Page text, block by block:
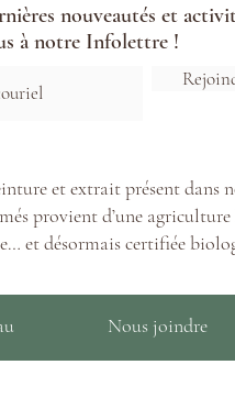
nouveautés et
à notre Infolettre !
et extrait présent dans
provient d’une agriculture
et désormais certifiée
Nous joindre